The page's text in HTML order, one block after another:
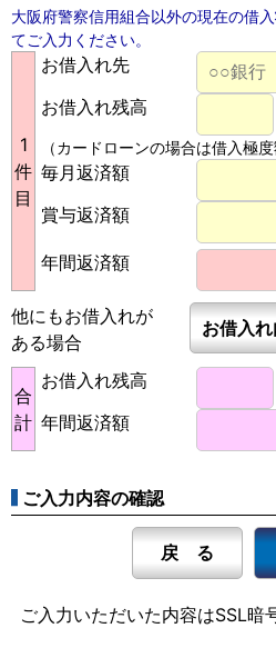
大阪府警察信用組合以外の現在の借
てご入力ください。
1
件
目
お借入れ先
お借入れ残高
（カードローンの場合は借入極度
毎月返済額
賞与返済額
年間返済額
他にもお借入れが
ある場合
お借入
合
計
お借入れ残高
年間返済額
ご入力内容の確認
戻 る
ご入力いただいた内容はSSL暗